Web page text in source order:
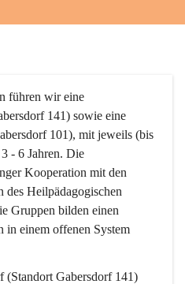
führen wir eine
141) sowie eine
101), mit jeweils (bis
- 6 Jahren. Die
Kooperation mit den
des Heilpädagogischen
Gruppen bilden einen
in einem offenen System
(Standort Gabersdorf 141)